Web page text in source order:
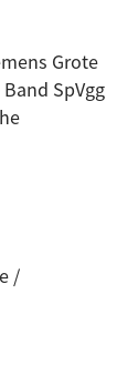
Grote
SpVgg
/